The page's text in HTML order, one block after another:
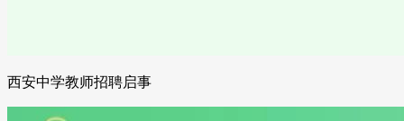
西安中学教师招聘启事